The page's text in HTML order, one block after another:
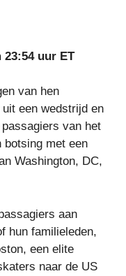
23:54 uur ET
van hen
een wedstrijd en
van het
botsing met een
Washington, DC,
aan
hun familieleden,
een elite
naar de US